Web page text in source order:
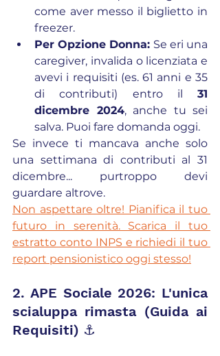
come aver messo il biglietto in
freezer.
Per Opzione Donna: Se eri una
caregiver, invalida o licenziata e
avevi i requisiti (es. 61 anni e 35
di contributi) entro il 31
dicembre 2024, anche tu sei
salva. Puoi fare domanda oggi.
Se invece ti mancava anche solo
una settimana di contributi al 31
dicembre... purtroppo devi
guardare altrove.
Non aspettare oltre! Pianifica il tuo
futuro in serenità. Scarica il tuo
estratto conto INPS e richiedi il tuo
report pensionistico oggi stesso!
2. APE Sociale 2026: L'unica
scialuppa rimasta (Guida ai
Requisiti) ⚓